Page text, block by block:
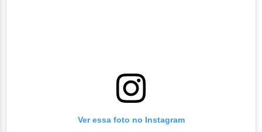
Ver essa foto no Instagram